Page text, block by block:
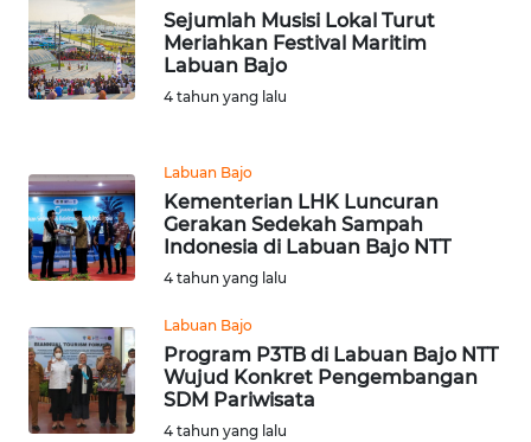
Sejumlah Musisi Lokal Turut
Meriahkan Festival Maritim
Labuan Bajo
4 tahun yang lalu
Labuan Bajo
Kementerian LHK Luncuran
Gerakan Sedekah Sampah
Indonesia di Labuan Bajo NTT
4 tahun yang lalu
Labuan Bajo
Program P3TB di Labuan Bajo NTT
Wujud Konkret Pengembangan
SDM Pariwisata
4 tahun yang lalu
WN
PURWAKARTA
TIMUR
WN
SEMARANG
WN
SOLO
WN